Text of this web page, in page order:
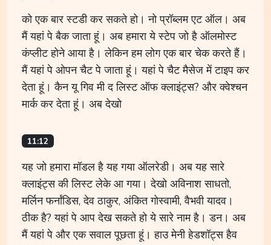
को एक बार स्टडी कर सकते हो। नो प्रॉब्लम एट ऑल। अब
मैं यहां पे बैक जाता हूं। अब हमारा ये स्टेप जो है ऑलमोस्ट
कंप्लीट होने आया है। लेकिन हम लोग एक बार चेक करते हैं।
मैं यहां पे ओपन चैट पे जाता हूं। यहां पे चैट मैसेज में टाइप कर
देता हूं। कैन यू गिव मी द लिस्ट ऑफ क्लाइंट्स? और क्वेश्चन
मार्क कर देता हूं। अब देखो
11:12
यह जो हमारा मॉडल है यह गया ऑलरेडी। अब यह सारे
क्लाइंट्स की लिस्ट लेके आ गया। देखो अविनाश साधतो,
मर्लिन फर्नांडिस, देव ठाकुर, अंकित गोस्वामी, वैभवी यादव।
ठीक है? यहां पे आप देख सकते हो ये सारे नाम है। डन। अब
मैं यहां पे और एक सवाल पूछता हूं। हाउ मेनी हेडशॉट्स हैव